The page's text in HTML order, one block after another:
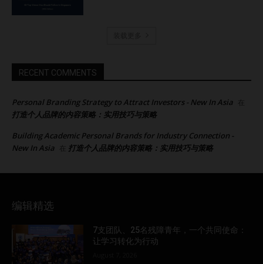
RECENT COMMENTS
Personal Branding Strategy to Attract Investors - New In Asia 在
打造个人品牌的内容策略：实用技巧与策略
Building Academic Personal Brands for Industry Connection -
New In Asia
在 打造个人品牌的内容策略：实用技巧与策略
编辑精选
7支团队、25名残障青年，一个共同使命：
让学习转化为行动